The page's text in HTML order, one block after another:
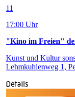
11
17:00 Uhr
"Kino im Freien"
Kunst und Kultur
Lehmkuhlenweg 1,
Details